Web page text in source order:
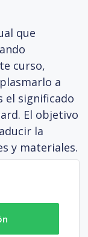
que
curso,
a
el significado
El objetivo
la
y materiales.